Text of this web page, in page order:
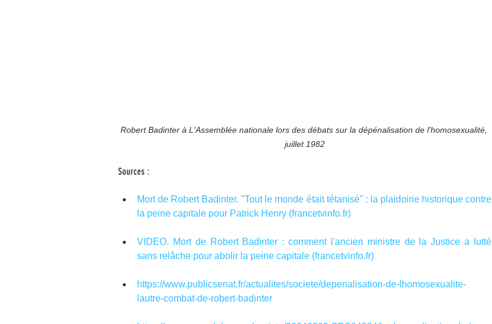
Robert Badinter à L'Assemblée nationale lors des débats sur la dépénalisation de l'homosexualité,
juillet 1982
Sources :
Mort de Robert Badinter. "Tout le monde était tétanisé" : la plaidoirie historique contre
la peine capitale pour Patrick Henry (francetvinfo.fr)
VIDEO. Mort de Robert Badinter : comment l'ancien ministre de la Justice a lutté
sans relâche pour abolir la peine capitale (francetvinfo.fr)
https://www.publicsenat.fr/actualites/societe/depenalisation-de-lhomosexualite-
lautre-combat-de-robert-badinter